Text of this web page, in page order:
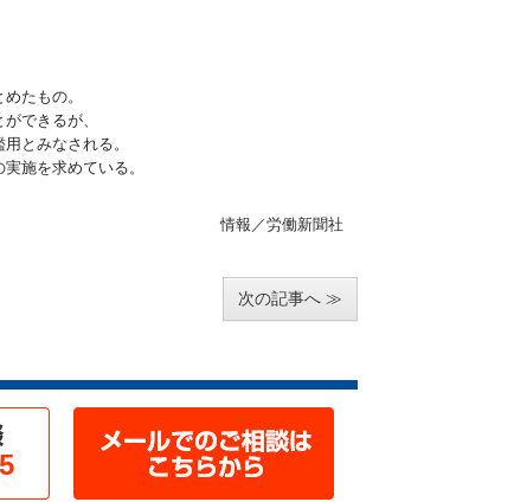
たもの。
できるが、
とみなされる。
施を求めている。
情報／労働新聞社
次の記事へ